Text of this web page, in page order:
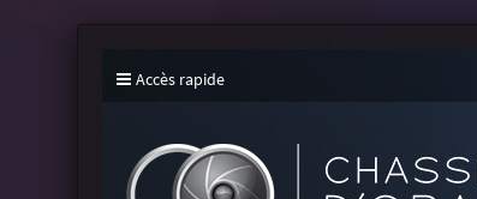
Accès rapide